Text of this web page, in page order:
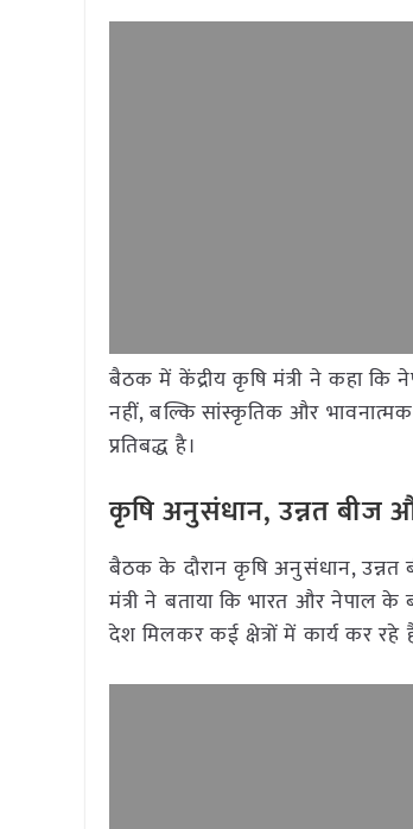
बैठक में केंद्रीय कृषि मंत्री ने कहा कि
नहीं, बल्कि सांस्कृतिक और
प्रतिबद्ध है।
कृषि अनुसंधान, उन्नत बीज
बैठक के दौरान कृषि अनुसंधान, उन्नत
मंत्री ने बताया कि भारत और नेपाल
देश मिलकर कई क्षेत्रों में कार्य कर रहे